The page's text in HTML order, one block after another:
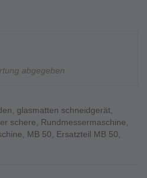
abgegeben
, glasmatten schneidgerät,
schere, Rundmessermaschine,
, MB 50, Ersatzteil MB 50,